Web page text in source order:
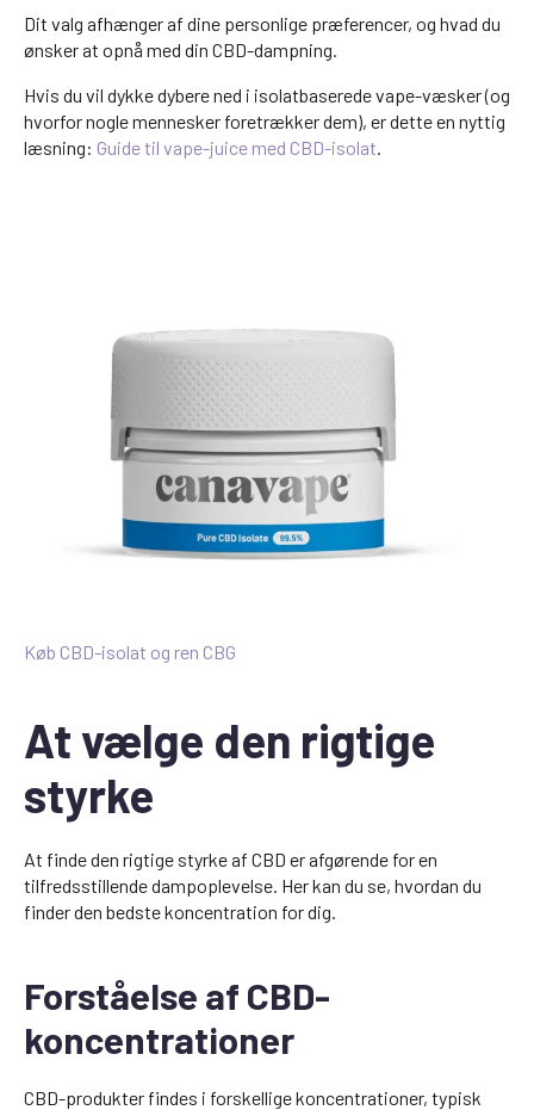
Dit valg afhænger af dine personlige præferencer, og hvad du
ønsker at opnå med din CBD-dampning.
Hvis du vil dykke dybere ned i isolatbaserede vape-væsker (og
hvorfor nogle mennesker foretrækker dem), er dette en nyttig
læsning: Guide til vape-juice med CBD-isolat.
Køb CBD-isolat og ren CBG
At vælge den rigtige
styrke
At finde den rigtige styrke af CBD er afgørende for en
tilfredsstillende dampoplevelse. Her kan du se, hvordan du
finder den bedste koncentration for dig.
Forståelse af CBD-
koncentrationer
CBD-produkter findes i forskellige koncentrationer, typisk